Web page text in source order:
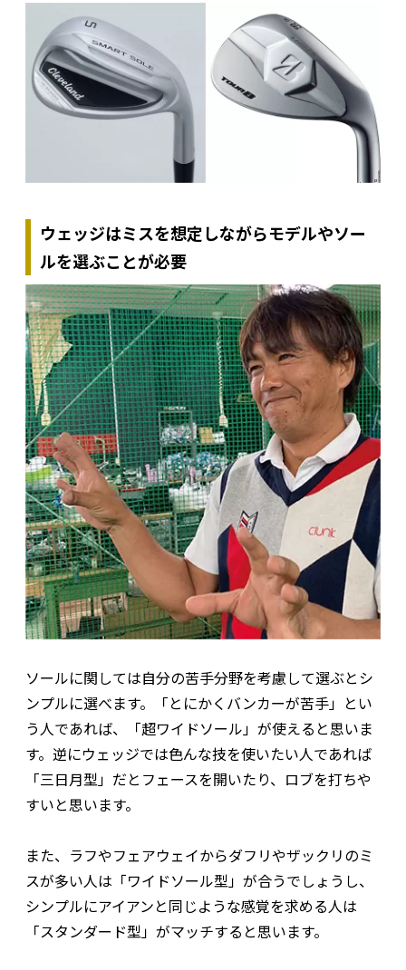
ウェッジはミスを想定しながらモデルやソー
ルを選ぶことが必要
ソールに関しては自分の苦手分野を考慮して選ぶとシ
ンプルに選べます。「とにかくバンカーが苦手」とい
う人であれば、「超ワイドソール」が使えると思いま
す。逆にウェッジでは色んな技を使いたい人であれば
「三日月型」だとフェースを開いたり、ロブを打ちや
すいと思います。
また、ラフやフェアウェイからダフリやザックリのミ
スが多い人は「ワイドソール型」が合うでしょうし、
シンプルにアイアンと同じような感覚を求める人は
「スタンダード型」がマッチすると思います。